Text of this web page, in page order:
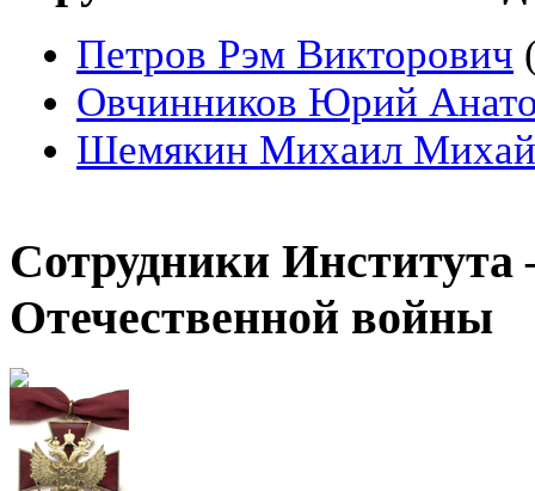
Петров Рэм Викторович
Овчинников Юрий
Шемякин Михаил
Сотрудники
Отечественной войны